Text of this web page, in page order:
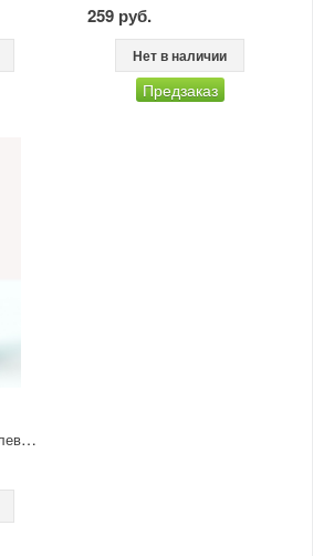
259 руб.
Нет в наличии
Предзаказ
SHIMA DETAILER Гелевый очиститель дисков и кузова с ароматом новой машины FERRUM GEL 500 мл